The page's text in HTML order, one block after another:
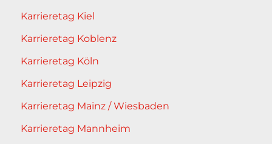
Karrieretag Kiel
Karrieretag Koblenz
Karrieretag Köln
Karrieretag Leipzig
Karrieretag Mainz / Wiesbaden
Karrieretag Mannheim